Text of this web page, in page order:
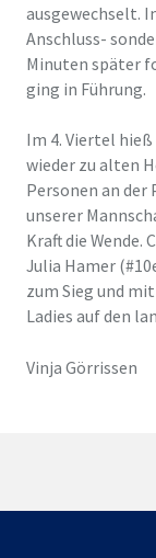
ausgewechselt.
Anschluss-
Minuten später
ging in Führung.
Im 4. Viertel hieß
wieder zu alten
Personen an der
unserer
Kraft die Wende.
Julia Hamer
zum Sieg und
Ladies auf den
Vinja Görrissen